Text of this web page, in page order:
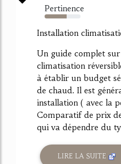
Pertinence
62%
Installation
Un guide complet
climatisation
à établir un budget
de chaud. Il est
installation ( avec la
Comparatif de prix
qui va dépendre du
LIRE LA SUITE